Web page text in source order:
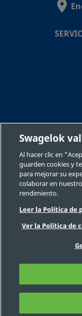
Níquel
12-
VCR-
2-GR
NI-
12-
VCR-
Níquel
NI-
Níquel
©2026 Swagelok
No
Swagelok
Al hacer clic en
guarden cookies y
para mejorar su
colaborar en
rendimiento.
Leer la Política de
Ver la Política de